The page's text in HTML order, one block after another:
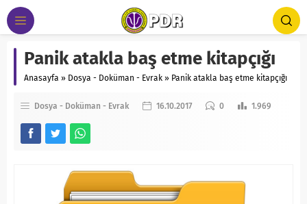
Panik atakla baş etme kitapçığı
Anasayfa » Dosya - Doküman - Evrak » Panik atakla baş etme kitapçığı
Dosya - Doküman - Evrak 16.10.2017 0 1.969